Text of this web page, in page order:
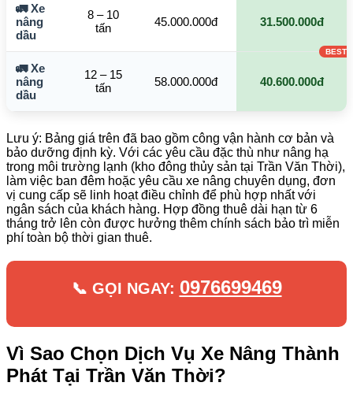
🚛 Xe
nâng
dầu
8 – 10
tấn
45.000.000đ 31.500.000đ
🚛 Xe
nâng
dầu
12 – 15
tấn
58.000.000đ 40.600.000đ
Lưu ý: Bảng giá trên đã bao gồm công vận hành cơ bản và
bảo dưỡng định kỳ. Với các yêu cầu đặc thù như nâng hạ
trong môi trường lạnh (kho đông thủy sản tại Trần Văn Thời),
làm việc ban đêm hoặc yêu cầu xe nâng chuyên dụng, đơn
vị cung cấp sẽ linh hoạt điều chỉnh để phù hợp nhất với
ngân sách của khách hàng. Hợp đồng thuê dài hạn từ 6
tháng trở lên còn được hưởng thêm chính sách bảo trì miễn
phí toàn bộ thời gian thuê.
📞 GỌI NGAY: 0976699469
Vì Sao Chọn Dịch Vụ Xe Nâng Thành
Phát Tại Trần Văn Thời?